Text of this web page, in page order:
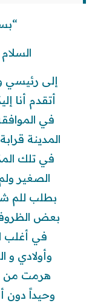
إلى رئيسي
أتقدم أنا
في
المدينة
في تلك
الصغير
بطلب للم
بعض الظروف
في أغلب
وأولادي و
هرمت من
وحيداً دون